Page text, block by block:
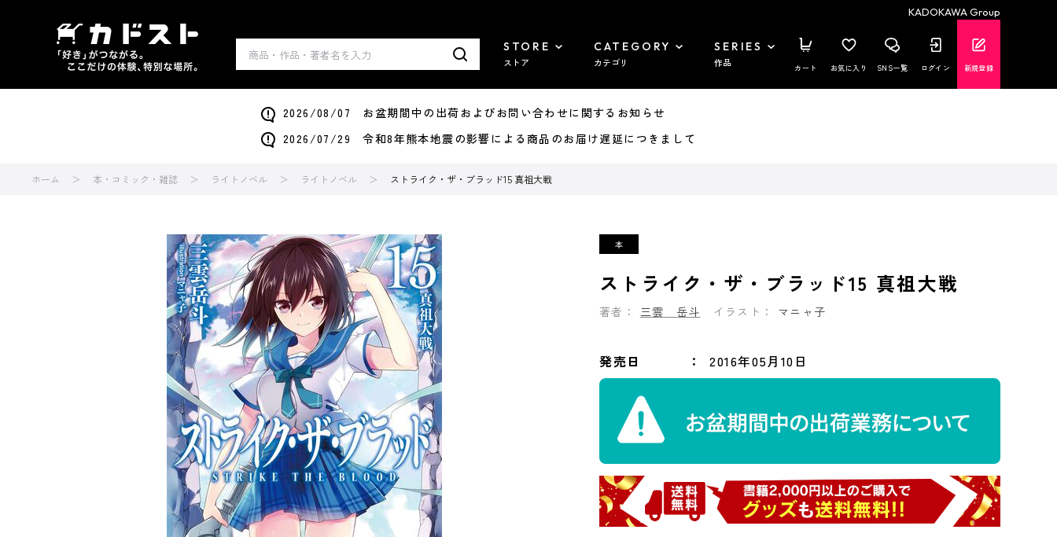
KADOKAWA Group
STORE
ストア
CATEGORY
カテゴリ
SERIES
作品 カート お気に入り SNS一覧 ログイン 新規登録
2026/08/07 お盆期間中の出荷およびお問い合わせに関するお知らせ
2026/07/29 令和8年熊本地震の影響による商品のお届け遅延につきまして
ホーム 本・コミック・雑誌 ライトノベル ライトノベル ストライク・ザ・ブラッド15 真祖大戦
ストライク・ザ・ブラッド15 真祖大戦
著者： 三雲 岳斗 イラスト： マニャ子
発売日 2016年05月10日